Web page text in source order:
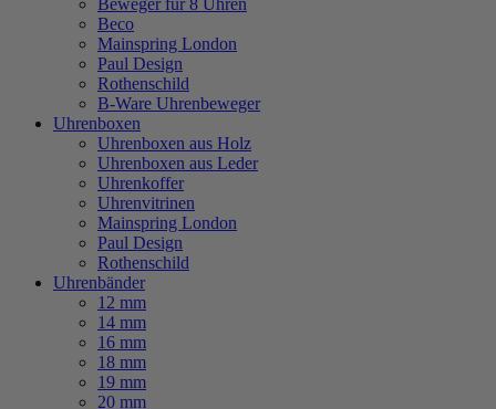
Beweger für 8 Uhren
Beco
Mainspring London
Paul Design
Rothenschild
B-Ware Uhrenbeweger
Uhrenboxen
Uhrenboxen aus Holz
Uhrenboxen aus Leder
Uhrenkoffer
Uhrenvitrinen
Mainspring London
Paul Design
Rothenschild
Uhrenbänder
12 mm
14 mm
16 mm
18 mm
19 mm
20 mm